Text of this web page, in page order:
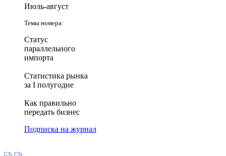
Июль-август
Темы номера:
Статус
параллельного
импорта
Статистика рынка
за I полугодие
Как правильно
передать бизнес
Подписка на журнал